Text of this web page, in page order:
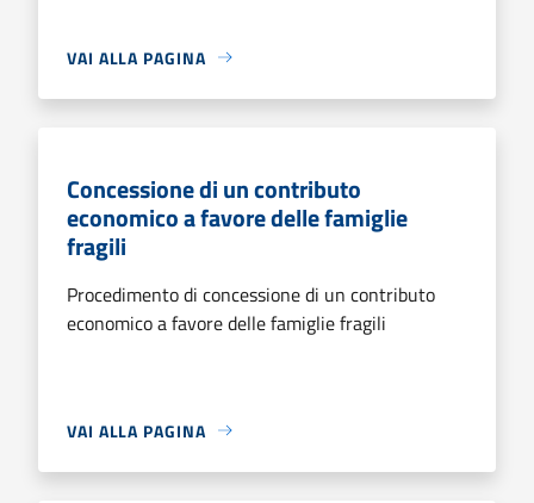
VAI ALLA PAGINA
Concessione di un contributo
economico a favore delle famiglie
fragili
Procedimento di concessione di un contributo
economico a favore delle famiglie fragili
VAI ALLA PAGINA